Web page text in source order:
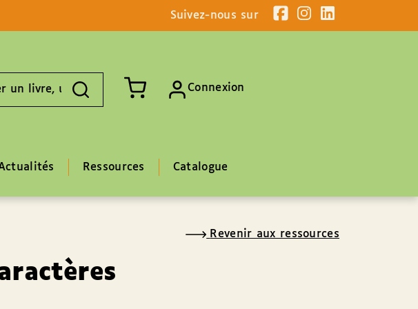
Suivez-nous sur
Connexion
Ressources Catalogue
Revenir aux ressources